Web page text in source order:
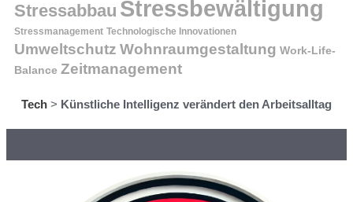
Stressabbau Stressbewältigung
Stressmanagement Technologische Innovationen
Umweltschutz Wohnraumgestaltung Work-Life-
Balance Zeitmanagement
Tech > Künstliche Intelligenz verändert den Arbeitsalltag